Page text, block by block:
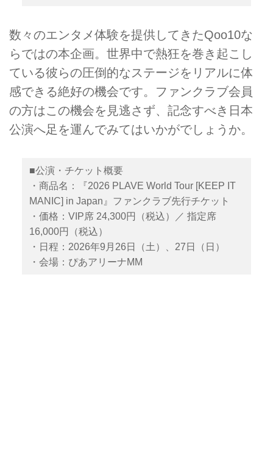
数々のエンタメ体験を提供してきたQoo10な
らではの本企画。世界中で熱狂を巻き起こし
ている彼らの圧倒的なステージをリアルに体
感できる絶好の機会です。ファンクラブ会員
の方はこの機会を見逃さず、記念すべき日本
公演へ足を運んでみてはいかがでしょうか。
■公演・チケット概要
・商品名：『2026 PLAVE World Tour [KEEP IT
MANIC] in Japan』ファンクラブ先行チケット
・価格：VIP席 24,300円（税込）／ 指定席
16,000円（税込）
・日程：2026年9月26日（土）、27日（日）
・会場：ぴあアリーナMM